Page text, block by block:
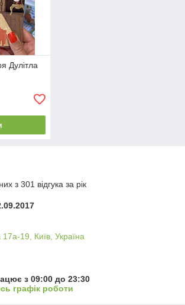
Дулітла
з 301 відгука за рік
19, Київ, Україна
з 09:00 до 23:30
графік роботи